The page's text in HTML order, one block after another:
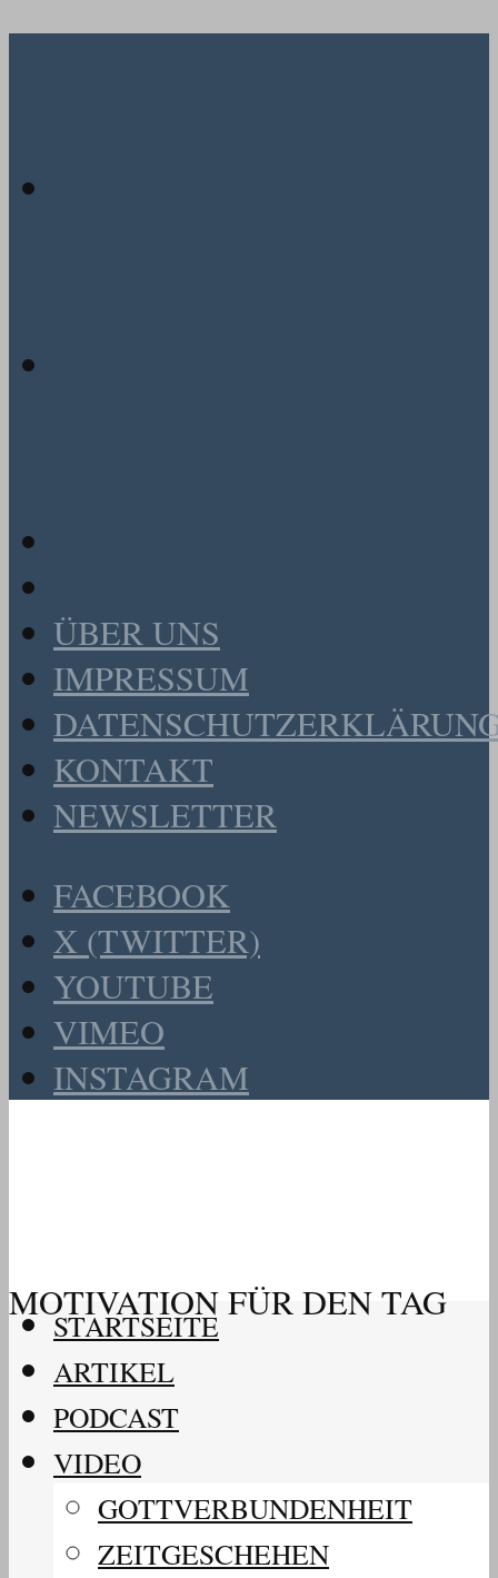
ÜBER UNS
IMPRESSUM
KONTAKT
NEWSLETTER
FACEBOOK
X (TWITTER)
YOUTUBE
VIMEO
INSTAGRAM
MOTIVATION FÜR DEN TAG
STARTSEITE
ARTIKEL
PODCAST
VIDEO
GOTTVERBUNDENHEIT
ZEITGESCHEHEN